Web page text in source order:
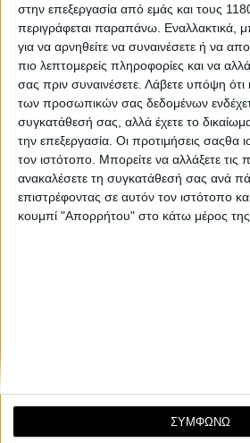
στην επεξεργασία από εμάς και τους
περιγράφεται παραπάνω. Εναλλακτικά,
για να αρνηθείτε να συναινέσετε ή να
πιο λεπτομερείς πληροφορίες και να
σας πριν συναινέσετε. Λάβετε υπόψη ότι
των προσωπικών σας δεδομένων
συγκατάθεσή σας, αλλά έχετε το
την επεξεργασία. Οι προτιμήσεις σαςθα
τον ιστότοπο. Μπορείτε να αλλάξετε τις
ανακαλέσετε τη συγκατάθεσή σας ανά
επιστρέφοντας σε αυτόν τον ιστότοπο
κουμπί "Απορρήτου" στο κάτω μέρος της
ΣΥΜΦΩΝΩ
Ανάκληση Polaris Ranger στις
βραχυκυκλώματος και φωτιάς
Η σειρά Ranger της Polaris ανάγκασε
ανάκληση πάνω από 5.000 side-by-side
2025 και 2026 έπειτα από τον
πυρκαγιάς. Μέχρι στιγμής έχουν
Νέα Μοντέλα
Thrust Motor Ranger 125 - Νέα
μοτοσυκλέτα
H Thrust Motor παρουσίασε μια νέα Α1